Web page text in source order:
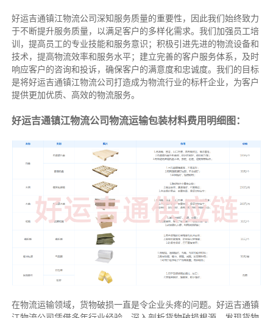
好运吉通镇江物流公司深知服务质量的重要性，因此我们始终致力
于不断提升服务质量，以满足客户的多样化需求。我们加强员工培
训，提高员工的专业技能和服务意识；积极引进先进的物流设备和
技术，提高物流效率和服务水平；建立完善的客户服务体系，及时
响应客户的咨询和投诉，确保客户的满意度和忠诚度。我们的目标
是将好运吉通镇江物流公司打造成为物流行业的标杆企业，为客户
提供更加优质、高效的物流服务。
好运吉通镇江物流公司物流运输包装材料费用明细图：
在物流运输领域，货物破损一直是令企业头疼的问题。好运吉通镇